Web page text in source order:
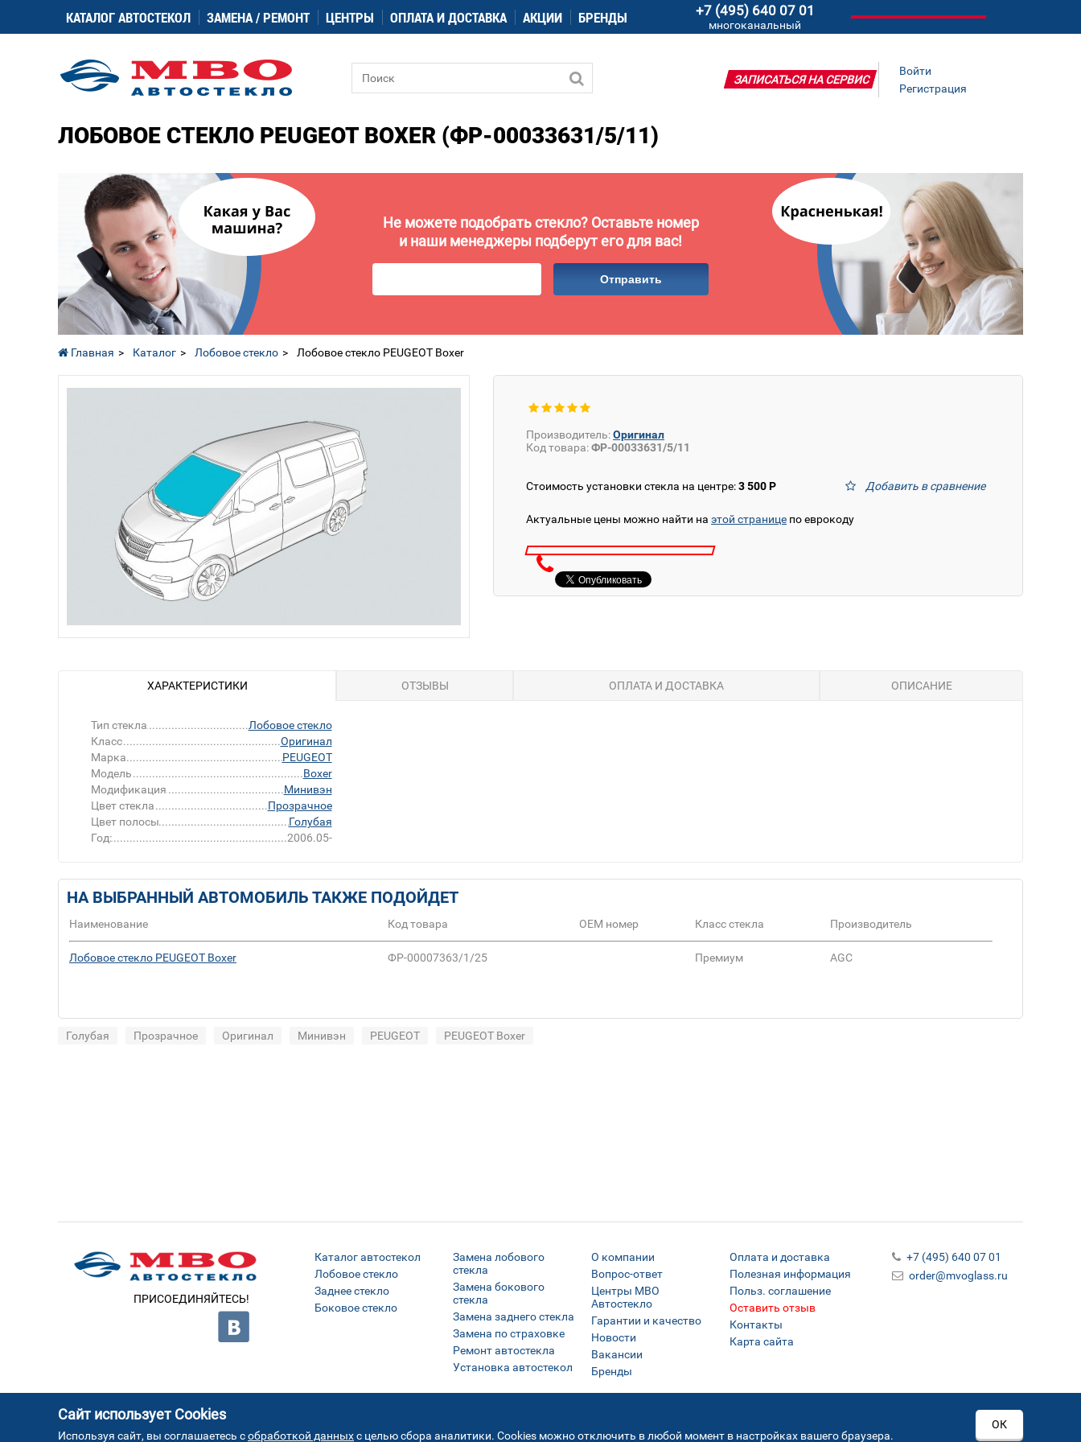
КАТАЛОГ АВТОСТЕКОЛ ЗАМЕНА / РЕМОНТ ЦЕНТРЫ ОПЛАТА И ДОСТАВКА АКЦИИ БРЕНДЫ +7 (495) 640 07 01
многоканальный
Войти
Регистрация
ЗАПИСАТЬСЯ НА СЕРВИС
ЛОБОВОЕ СТЕКЛО PEUGEOT BOXER (ФР-00033631/5/11)
Не можете подобрать стекло? Оставьте номер
и наши менеджеры подберут его для вас!
Отправить
Главная Каталог Лобовое стекло Лобовое стекло PEUGEOT Boxer
Производитель:Оригинал
Код товара:ФР-00033631/5/11
Добавить в сравнение
Стоимость установки стекла на центре:3 500 Р
Актуальные цены можно найти на этой странице по еврокоду
ХАРАКТЕРИСТИКИ ОТЗЫВЫ ОПЛАТА И ДОСТАВКА ОПИСАНИЕ
Тип стекла
Лобовое стекло
Класс
Оригинал
Марка
PEUGEOT
Модель
Boxer
Модификация
Минивэн
Цвет стекла
Прозрачное
Цвет полосы
Голубая
Год:
2006.05-
НА ВЫБРАННЫЙ АВТОМОБИЛЬ ТАКЖЕ ПОДОЙДЕТ
Наименование Код товара ОЕМ номер Класс стекла Производитель
Лобовое стекло PEUGEOT Boxer ФР-00007363/1/25 Премиум AGC
Голубая Прозрачное Оригинал Минивэн PEUGEOT PEUGEOT Boxer
ПРИСОЕДИНЯЙТЕСЬ!
Каталог автостекол
Лобовое стекло
Заднее стекло
Боковое стекло
Замена лобового
стекла
Замена бокового
стекла
Замена заднего стекла
Замена по страховке
Ремонт автостекла
Установка автостекол
О компании
Вопрос-ответ
Центры МВО
Автостекло
Гарантии и качество
Новости
Вакансии
Бренды
Оплата и доставка
Полезная информация
Польз. соглашение
Оставить отзыв
Контакты
Карта сайта
+7 (495) 640 07 01
order@mvoglass.ru
Все права защищены © МВО Автостекло Москва2026
Сайт использует Cookies
Используя сайт, вы соглашаетесь собработкой данныхс целью сбора аналитики. Cookies можно отключить в любой момент в настройках вашего браузера.
ОК